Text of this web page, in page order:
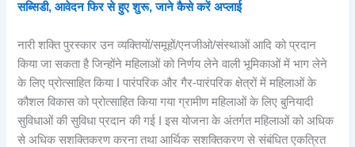
सब्सिडी, आवेदन फिर से हुए शुरू, जाने कैसे करें अप्लाई
नारी शक्ति पुरस्कार उन व्यक्तियों/समूहों/एनजीओ/संस्थाओं आदि को प्रदान
किया जा सकता है जिन्होंने महिलाओं को निर्णय लेने वाली भूमिकाओं में भाग लेने
के लिए प्रोत्साहित किया I पारंपरिक और गैर-पारंपरिक क्षेत्रों में महिलाओं के
कौशल विकास को प्रोत्साहित किया गया ग्रामीण महिलाओं के लिए बुनियादी
सुविधाओं की सुविधा प्रदान की गई I इस योजना के अंतर्गत महिलाओं को अधिक
से अधिक सशक्तिकरण करना तथा आर्थिक सशक्तिकरण से संबंधित एकत्रित